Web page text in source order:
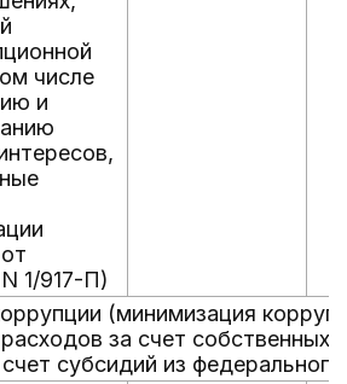
числе
и
1/917-П)
(минимизация
за счет собственных
субсидий из